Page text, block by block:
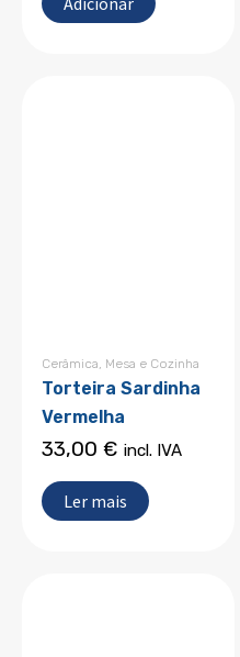
Cerâmica Mesa e Cozinha
Torteira Sardinha
Vermelha
33,00 € incl. IVA
Ler mais